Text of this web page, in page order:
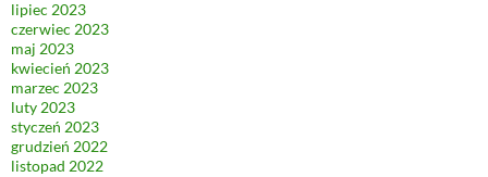
lipiec 2023
czerwiec 2023
maj 2023
kwiecień 2023
marzec 2023
luty 2023
styczeń 2023
grudzień 2022
listopad 2022